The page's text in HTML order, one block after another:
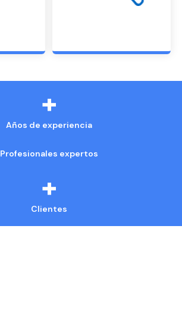
Años de experiencia
+
Profesionales expertos
Clientes
+